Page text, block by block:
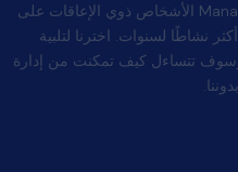
لقد ساعدت Manafeth Mobility Solution الأشخاص ذوي الإعاقات على
نشاطًا لسنوات. اخترنا لتلبية
وسوف تتساءل كيف تمكنت من إدارة